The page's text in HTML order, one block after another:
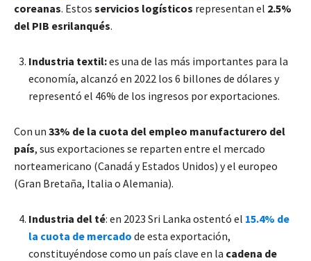
coreanas. Estos servicios logísticos representan el 2.5%
del PIB esrilanqués.
Industria textil:es una de las más importantes para la
economía, alcanzó en 2022 los 6 billones de dólares y
representó el 46% de los ingresos por exportaciones.
Con un 33% de la cuota del empleo manufacturero del
país, sus exportaciones se reparten entre el mercado
norteamericano (Canadá y Estados Unidos) y el europeo
(Gran Bretaña, Italia o Alemania).
Industria del té: en 2023 Sri Lanka ostentó el 15.4% de
la cuota de mercado de esta exportación,
constituyéndose como un país clave en la cadena de